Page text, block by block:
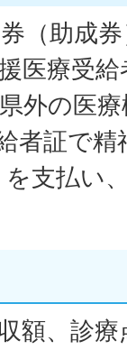
（助成
医療受
外の医
者証で
支払い
額、診